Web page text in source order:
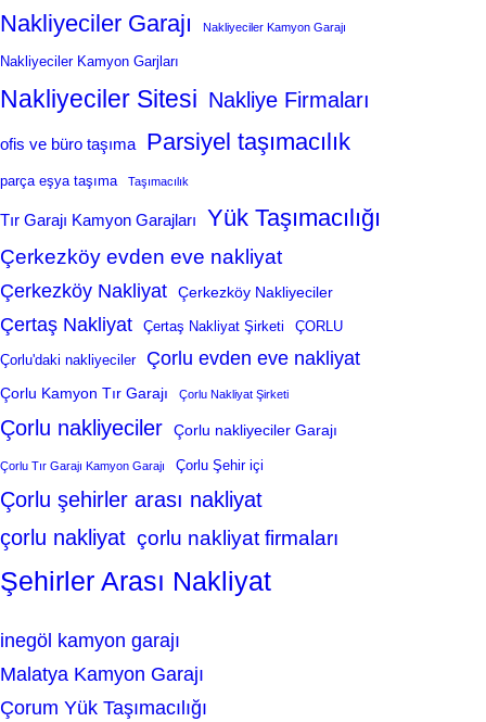
Nakliyeciler Garajı Nakliyeciler Kamyon Garajı
Nakliyeciler Kamyon Garjları
Nakliyeciler Sitesi Nakliye Firmaları
ofis ve büro taşıma Parsiyel taşımacılık
parça eşya taşıma Taşımacılık
Tır Garajı Kamyon Garajları Yük Taşımacılığı
Çerkezköy evden eve nakliyat
Çerkezköy Nakliyat Çerkezköy Nakliyeciler
Çertaş Nakliyat Çertaş Nakliyat Şirketi ÇORLU
Çorlu'daki nakliyeciler Çorlu evden eve nakliyat
Çorlu Kamyon Tır Garajı Çorlu Nakliyat Şirketi
Çorlu nakliyeciler Çorlu nakliyeciler Garajı
Çorlu Tır Garajı Kamyon Garajı Çorlu Şehir içi
Çorlu şehirler arası nakliyat
çorlu nakliyat çorlu nakliyat firmaları
Şehirler Arası Nakliyat
inegöl kamyon garajı
Malatya Kamyon Garajı
Çorum Yük Taşımacılığı